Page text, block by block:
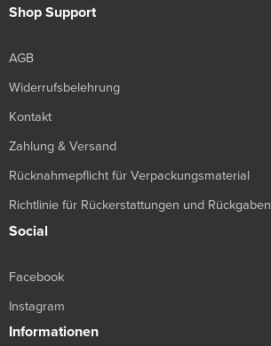
Shop Support
AGB
Widerrufsbelehrung
Kontakt
Zahlung & Versand
Rücknahmepflicht für Verpackungsmaterial
Richtlinie für Rückerstattungen und Rückgaben
Social
Facebook
Instagram
Informationen